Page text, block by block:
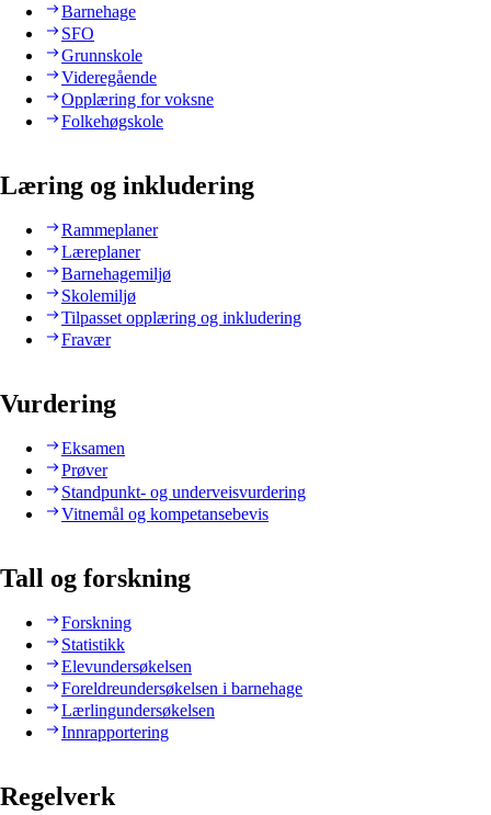
Barnehage
SFO
Grunnskole
Videregående
Opplæring for voksne
Folkehøgskole
Læring og inkludering
Rammeplaner
Læreplaner
Barnehagemiljø
Skolemiljø
Tilpasset opplæring og inkludering
Fravær
Vurdering
Eksamen
Prøver
Standpunkt- og underveisvurdering
Vitnemål og kompetansebevis
Tall og forskning
Forskning
Statistikk
Elevundersøkelsen
Foreldreundersøkelsen i barnehage
Lærlingundersøkelsen
Innrapportering
Regelverk